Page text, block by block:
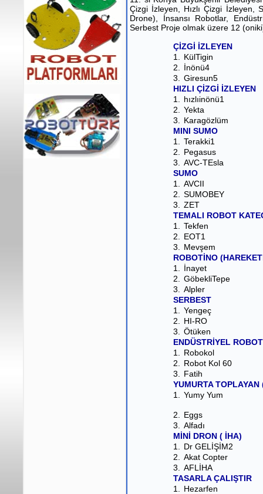
Çizgi İzleyen, Hızlı Çizgi İzleyen,
Drone), İnsansı Robotlar,
Serbest Proje olmak üzere 12
ÇİZGİ İZLEYEN
1.
KülTigin
2.
İnönü4
3.
Giresun5
HIZLI ÇİZGİ İZLEYEN
1.
hızlıinönü1
2.
Yekta
3.
Karagözlüm
MINI SUMO
1.
Terakki1
2.
Pegasus
3.
AVC-TEsla
SUMO
1.
AVCII
2.
SUMOBEY
3.
ZET
TEMALI ROBOT
1.
Tekfen
2.
EOT1
3.
Mevşem
ROBOTİNO
1.
İnayet
2.
GöbekliTepe
3.
Alpler
SERBEST
1.
Yengeç
2.
HI-RO
3.
Ötüken
ENDÜSTRİYEL
1.
Robokol
2.
Robot Kol 60
3.
Fatih
YUMURTA
1.
Yumy Yum
2.
Eggs
3.
Alfadı
MİNİ DRON ( İHA)
1.
Dr GELİŞİM2
2.
Akat Copter
3.
AFLİHA
TASARLA ÇALIŞTIR
1.
Hezarfen